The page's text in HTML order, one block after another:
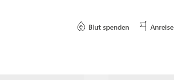
Blut spenden Anreise